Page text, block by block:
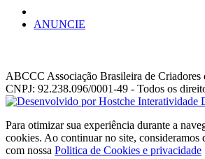
ANUNCIE
ABCCC Associação Brasileira de
CNPJ: 92.238.096/0001-49 - Todos os
Para otimizar sua experiência durante a
cookies. Ao continuar no site, consideramos
com nossa Politica de Cookies e privacidade